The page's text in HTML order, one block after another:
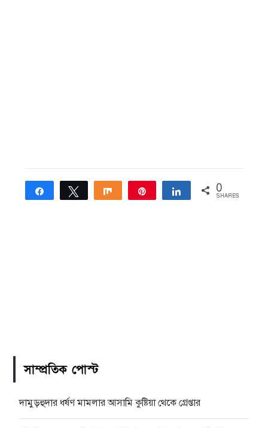
Share Tweet Share Share 0
SHARES
সাম্প্রতিক পোস্ট
দামুড়হুদার ধর্ষণ মামলার আসামি কুষ্টিয়া থেকে গ্রেপ্তার